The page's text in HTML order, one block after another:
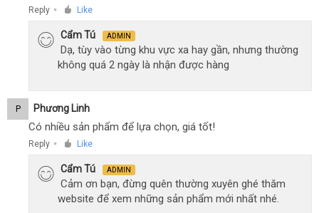
Reply ● Like
Cẩm Tú ADMIN
Dạ, tùy vào từng khu vực xa hay gần, nhưng thường
không quá 2 ngày là nhận được hàng
P Phương Linh
Có nhiều sản phẩm để lựa chọn, giá tốt!
Reply ● Like
Cẩm Tú ADMIN
Cảm ơn bạn, đừng quên thường xuyên ghé thăm
website để xem những sản phẩm mới nhất nhé.